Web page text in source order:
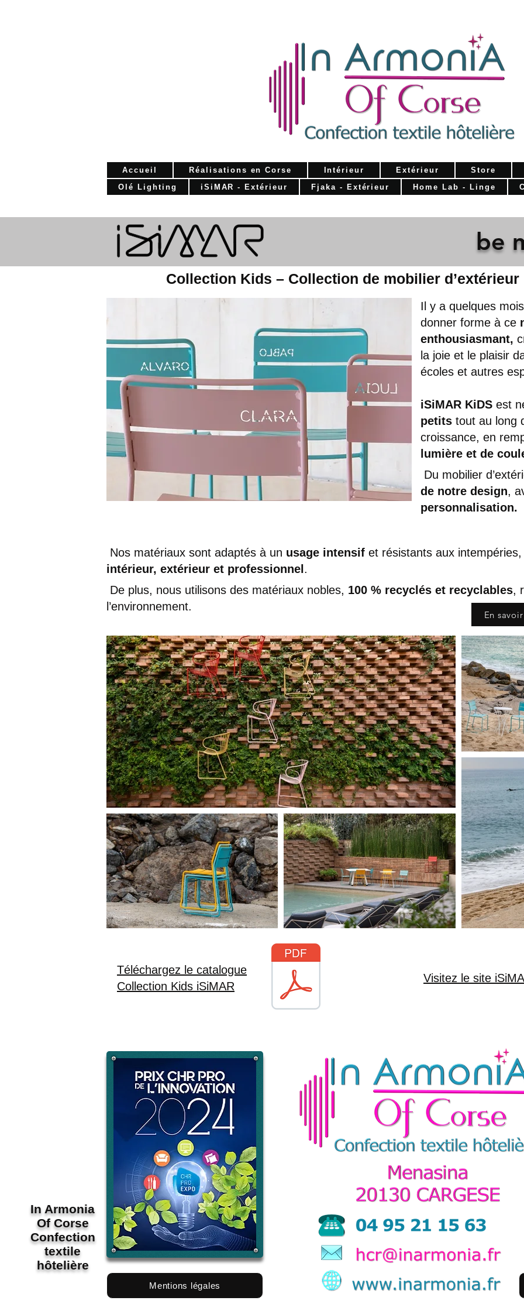
Accueil Réalisations en Corse Intérieur Extérieur
Store
Olé Lighting
iSiMAR - Extérieur Fjaka - Extérieur Home Lab - Linge
be
Collection Kids – Collection de mobilier
Il y a quelques
donner forme à ce
enthousiasmant,
la joie et le plaisir
écoles et autres
iSiMAR KiDS est
petits tout au long
croissance, en
lumière et de
Du mobilier
de notre design,
personnalisation.
Nos matériaux sont adaptés à un usage intensif et résistants aux
intérieur, extérieur et professionnel .
De plus, nous utilisons des matériaux nobles, 100 % recyclés et recyclables,
l’environnement.
En
Téléchargez le catalogue
Collection Kids iSiMAR
Visitez le site
In Armonia
Of Corse
Confection
textile
hôtelière
Mentions légales